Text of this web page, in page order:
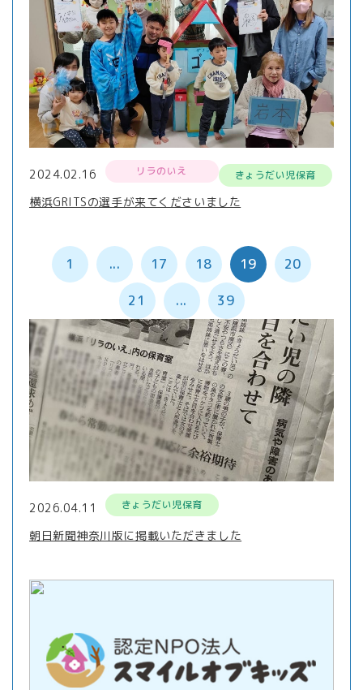
2024.02.16 リラのいえ きょうだい児保育
横浜GRITSの選手が来てくださいました
1 ... 17 18 19 20
21 ... 39
2026.04.11 きょうだい児保育
朝日新聞神奈川版に掲載いただきました